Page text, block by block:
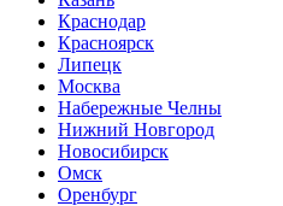
Краснодар
Красноярск
Липецк
Москва
Набережные Челны
Нижний Новгород
Новосибирск
Омск
Оренбург